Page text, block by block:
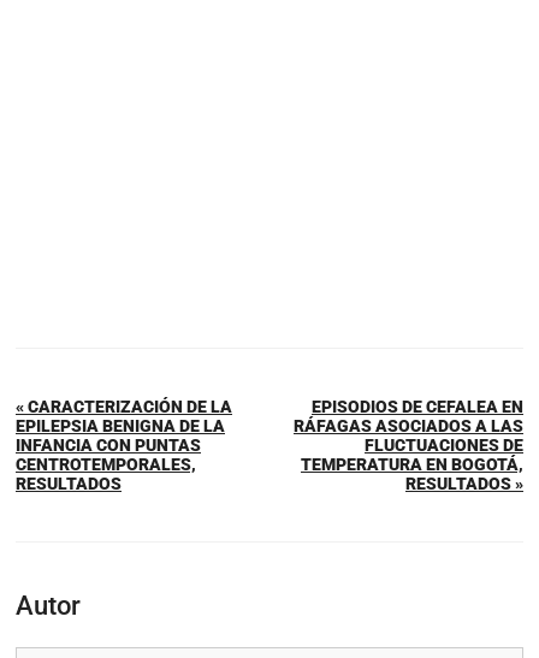
« CARACTERIZACIÓN DE LA
EPILEPSIA BENIGNA DE LA
INFANCIA CON PUNTAS
CENTROTEMPORALES,
RESULTADOS
EPISODIOS DE CEFALEA EN
RÁFAGAS ASOCIADOS A LAS
FLUCTUACIONES DE
TEMPERATURA EN BOGOTÁ,
RESULTADOS »
Autor